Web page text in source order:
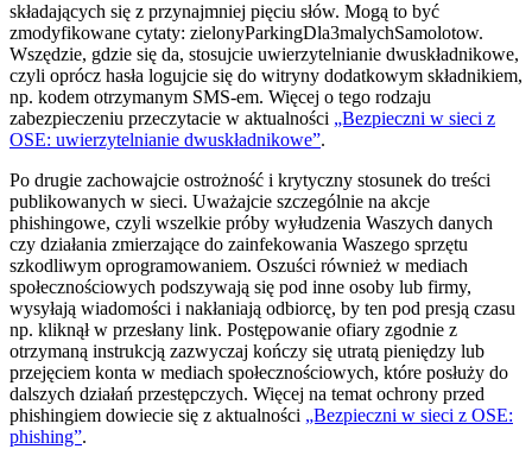
składających się z przynajmniej pięciu słów. Mogą to być
zmodyfikowane cytaty: zielonyParkingDla3malychSamolotow.
Wszędzie, gdzie się da, stosujcie uwierzytelnianie dwuskładnikowe,
czyli oprócz hasła logujcie się do witryny dodatkowym składnikiem,
np. kodem otrzymanym SMS-em. Więcej o tego rodzaju
zabezpieczeniu przeczytacie w aktualności „Bezpieczni w sieci z
OSE: uwierzytelnianie dwuskładnikowe”.
Po drugie zachowajcie ostrożność i krytyczny stosunek do treści
publikowanych w sieci. Uważajcie szczególnie na akcje
phishingowe, czyli wszelkie próby wyłudzenia Waszych danych
czy działania zmierzające do zainfekowania Waszego sprzętu
szkodliwym oprogramowaniem. Oszuści również w mediach
społecznościowych podszywają się pod inne osoby lub firmy,
wysyłają wiadomości i nakłaniają odbiorcę, by ten pod presją czasu
np. kliknął w przesłany link. Postępowanie ofiary zgodnie z
otrzymaną instrukcją zazwyczaj kończy się utratą pieniędzy lub
przejęciem konta w mediach społecznościowych, które posłuży do
dalszych działań przestępczych. Więcej na temat ochrony przed
phishingiem dowiecie się z aktualności „Bezpieczni w sieci z OSE:
phishing”.